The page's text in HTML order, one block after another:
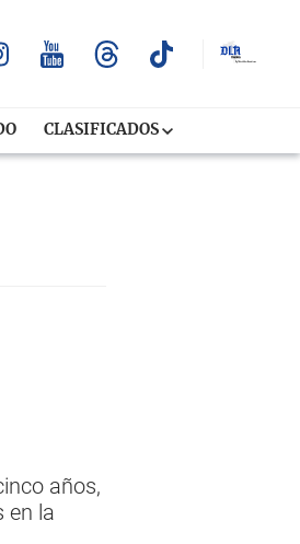
CLASIFICADOS
años,
en la